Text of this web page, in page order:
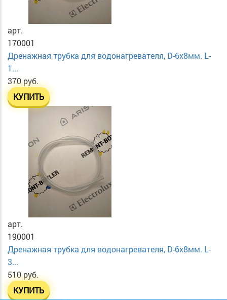
арт.
170001
Дренажная трубка для водонагревателя, D-6х8мм. L-
1...
370 руб.
КУПИТЬ
арт.
190001
Дренажная трубка для водонагревателя, D-6х8мм. L-
3...
510 руб.
КУПИТЬ